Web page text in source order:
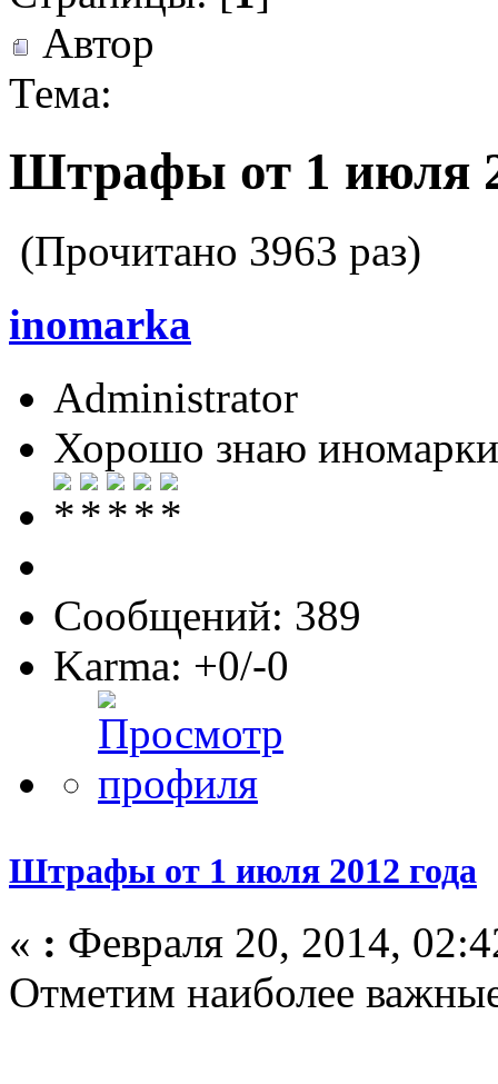
Автор
Тема:
Штрафы от 1 июля
(Прочитано 3963 раз)
inomarka
Administrator
Хорошо знаю иномарки
Сообщений: 389
Karma: +0/-0
Штрафы от 1 июля 2012 года
« : Февраля 20, 2014,
Отметим наиболее